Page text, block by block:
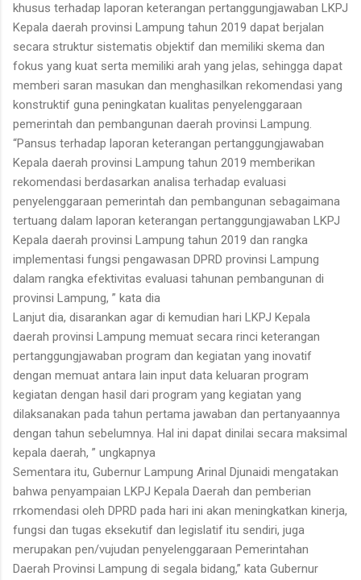
khusus terhadap laporan keterangan pertanggungjawaban LKPJ
Kepala daerah provinsi Lampung tahun 2019 dapat berjalan
secara struktur sistematis objektif dan memiliki skema dan
fokus yang kuat serta memiliki arah yang jelas, sehingga dapat
memberi saran masukan dan menghasilkan rekomendasi yang
konstruktif guna peningkatan kualitas penyelenggaraan
pemerintah dan pembangunan daerah provinsi Lampung.
“Pansus terhadap laporan keterangan pertanggungjawaban
Kepala daerah provinsi Lampung tahun 2019 memberikan
rekomendasi berdasarkan analisa terhadap evaluasi
penyelenggaraan pemerintah dan pembangunan sebagaimana
tertuang dalam laporan keterangan pertanggungjawaban LKPJ
Kepala daerah provinsi Lampung tahun 2019 dan rangka
implementasi fungsi pengawasan DPRD provinsi Lampung
dalam rangka efektivitas evaluasi tahunan pembangunan di
provinsi Lampung, ” kata dia
Lanjut dia, disarankan agar di kemudian hari LKPJ Kepala
daerah provinsi Lampung memuat secara rinci keterangan
pertanggungjawaban program dan kegiatan yang inovatif
dengan memuat antara lain input data keluaran program
kegiatan dengan hasil dari program yang kegiatan yang
dilaksanakan pada tahun pertama jawaban dan pertanyaannya
dengan tahun sebelumnya. Hal ini dapat dinilai secara maksimal
kepala daerah, ” ungkapnya
Sementara itu, Gubernur Lampung Arinal Djunaidi mengatakan
bahwa penyampaian LKPJ Kepala Daerah dan pemberian
rrkomendasi oleh DPRD pada hari ini akan meningkatkan kinerja,
fungsi dan tugas eksekutif dan legislatif itu sendiri, juga
merupakan pen/vujudan penyelenggaraan Pemerintahan
Daerah Provinsi Lampung di segala bidang,” kata Gubernur